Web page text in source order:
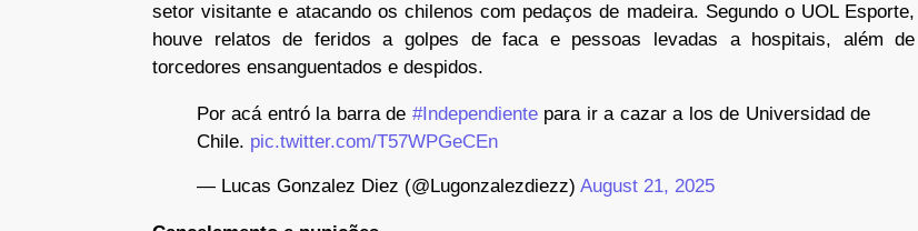
setor visitante e atacando os chilenos com pedaços de madeira. Segundo o UOL Esporte,
houve relatos de feridos a golpes de faca e pessoas levadas a hospitais, além de
torcedores ensanguentados e despidos.
Por acá entró la barra de #Independientepara ir a cazar a los de Universidad de
Chile. pic.twitter.com/T57WPGeCEn
— Lucas Gonzalez Diez (@Lugonzalezdiezz) August 21, 2025